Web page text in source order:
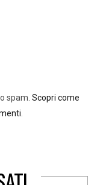
spam. Scopri come